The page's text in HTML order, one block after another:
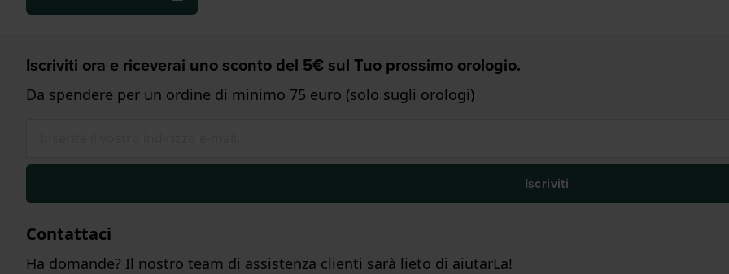
Iscriviti ora e riceverai uno sconto del 5€ sul Tuo prossimo orologio.
Da spendere per un ordine di minimo 75 euro (solo sugli orologi)
Iscriviti
Contattaci
Ha domande? Il nostro team di assistenza clienti sarà lieto di aiutarLa!